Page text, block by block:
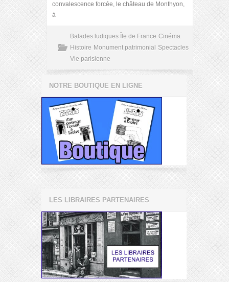
convalescence forcée, le château de Monthyon,
à
Balades ludiques Île de France Cinéma
Histoire Monument patrimonial Spectacles
Vie parisienne
NOTRE BOUTIQUE EN LIGNE
LES LIBRAIRES PARTENAIRES